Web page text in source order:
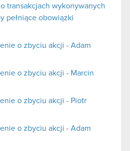
o transakcjach wykonywanych
pełniące obowiązki
o zbyciu akcji - Adam
o zbyciu akcji - Marcin
o zbyciu akcji - Piotr
o zbyciu akcji - Adam